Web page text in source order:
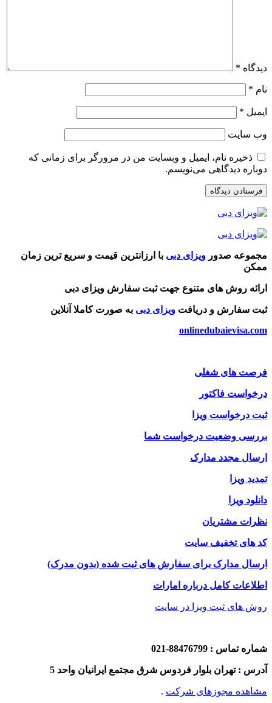
دیدگاه *
نام *
ایمیل *
وب‌ سایت
ذخیره نام، ایمیل و وبسایت من در مرورگر برای زمانی که
دوباره دیدگاهی می‌نویسم.
مجموعه صدور ویزای دبی با ارزانترین قیمت و سریع ترین زمان
ممکن
ارائه روش های متنوع جهت ثبت سفارش ویزای دبی
ثبت سفارش و دریافت ویزای دبی به صورت کاملا آنلاین
onlinedubaievisa.com
فرصت های شغلی
درخواست فاکتور
ثبت درخواست ویزا
بررسی وضعیت درخواست شما
ارسال مجدد مدارک
تمدید ویزا
دانلود ویزا
نظرات مشتریان
کد های تخفیف سایت
ارسال مدارک برای سفارش های ثبت شده (بدون مدرک)
اطلاعات کامل درباره امارات
روش های ثبت ویزا در سایت
شماره تماس : 88476799-021
آدرس : تهران بلوار فردوس شرق مجتمع ایرانیان واحد 5
مشاهده مجوزهای شرکت .